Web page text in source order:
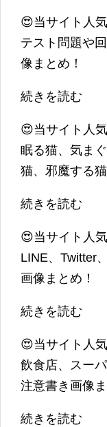
😍当サイト人
テスト問題や
像まとめ！
続きを読む
😍当サイト人
眠る猫、気ま
猫、邪魔する
続きを読む
😍当サイト人
LINE、Twitter
画像まとめ！
続きを読む
😍当サイト人
飲食店、スー
注意書き画像ま
続きを読む